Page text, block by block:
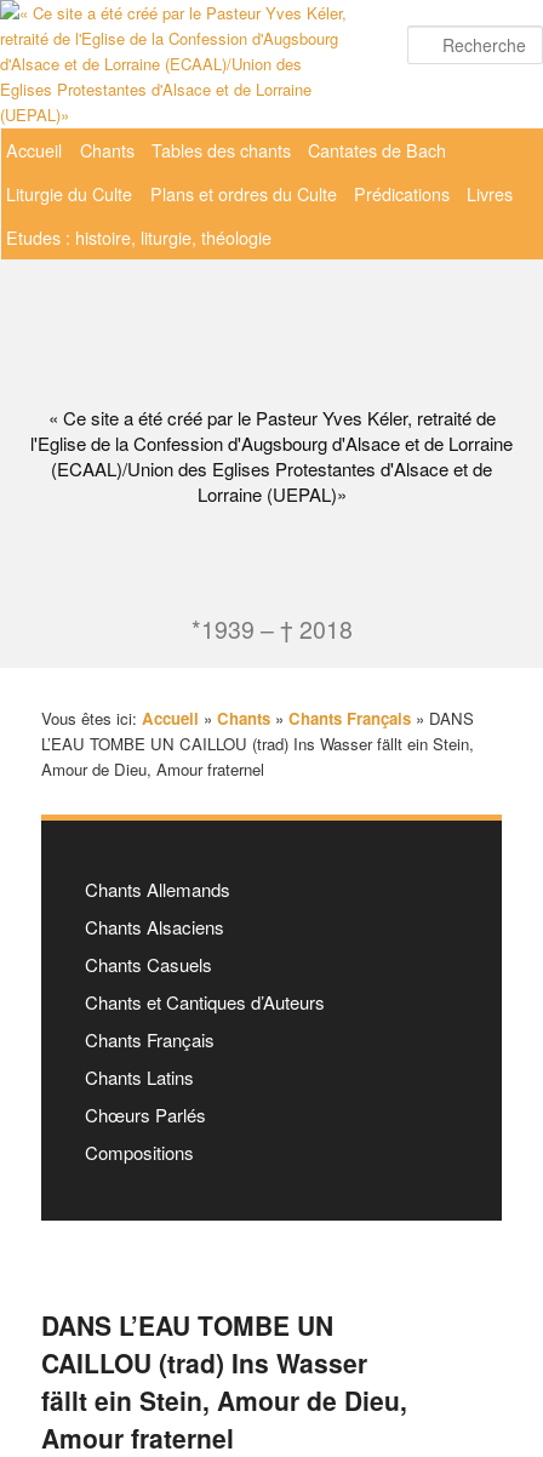
Aller
au
contenu
principal
« Ce site a été créé par le Pasteur Yves Kéler, retraité de
l'Eglise de la Confession d'Augsbourg d'Alsace et de Lorraine
(ECAAL)/Union des Eglises Protestantes d'Alsace et de
Lorraine (UEPAL)»
*1939 – † 2018
Menu
Accueil Chants Tables des chants
Cantates de Bach
Liturgie du Culte
Plans et ordres du Culte Prédications
Livres
Etudes : histoire, liturgie, théologie
DANS L’EAU TOMBE UN
CAILLOU (trad) Ins Wasser
fällt ein Stein, Amour de Dieu,
Amour fraternel
Vous êtes ici:Accueil »Chants »Chants Français » DANS
L’EAU TOMBE UN CAILLOU (trad) Ins Wasser fällt ein Stein,
Amour de Dieu, Amour fraternel
Chants Allemands
Chants Alsaciens
Chants Casuels
Chants et Cantiques d’Auteurs
Chants Français
Chants Latins
Chœurs Parlés
Compositions